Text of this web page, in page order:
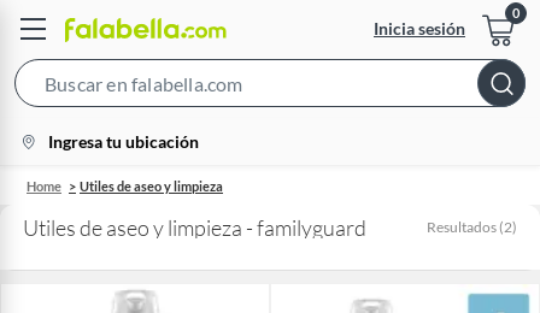
Inicia sesión
Bar
location-
icon
Ingresa tu ubicación
Home Utiles de aseo y limpieza
Utiles de aseo y limpieza - familyguard Resultados (2)